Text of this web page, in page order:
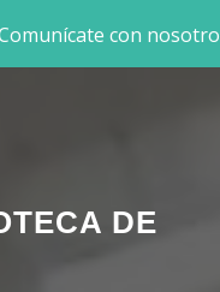
con
DE